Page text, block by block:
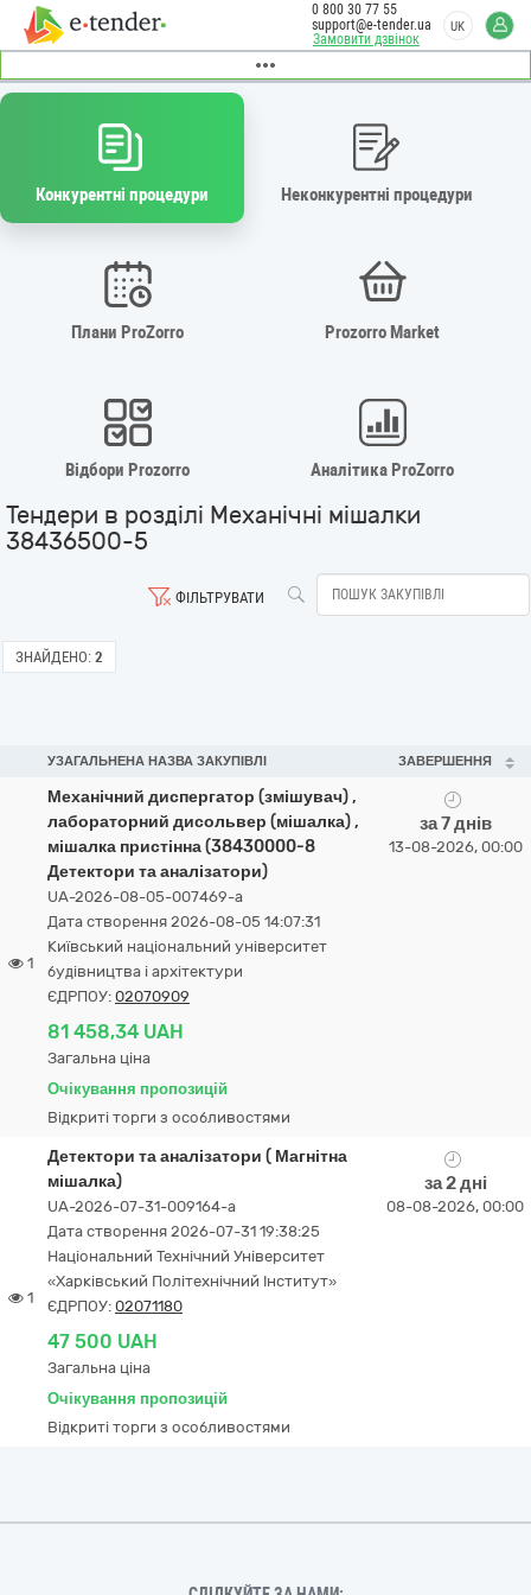
Замовити дзвінок
0 800 30 77 55
support@e-tender.ua
UK
Конкурентні процедури Неконкурентні процедури
Плани ProZorro Prozorro Market
Відбори Prozorro Аналітика ProZorro
Тендери в розділі Механічні мішалки
38436500-5
ФІЛЬТРУВАТИ
ЗНАЙДЕНО: 2
УЗАГАЛЬНЕНА НАЗВА ЗАКУПІВЛІ ЗАВЕРШЕННЯ
1
Механічний диспергатор (змішувач) ,
лабораторний дисольвер (мішалка) ,
мішалка пристінна (38430000-8
Детектори та аналізатори)
UA-2026-08-05-007469-a
Дата створення 2026-08-05 14:07:31
Київський національний університет
будівництва і архітектури
ЄДРПОУ: 02070909
81 458,34 UAH
Загальна ціна
Очікування пропозицій
Відкриті торги з особливостями
за 7 днів
13-08-2026, 00:00
1
Детектори та аналізатори ( Магнітна
мішалка)
UA-2026-07-31-009164-a
Дата створення 2026-07-31 19:38:25
Національний Технічний Університет
«Харківський Політехнічний Інститут»
ЄДРПОУ: 02071180
47 500 UAH
Загальна ціна
Очікування пропозицій
Відкриті торги з особливостями
за 2 дні
08-08-2026, 00:00